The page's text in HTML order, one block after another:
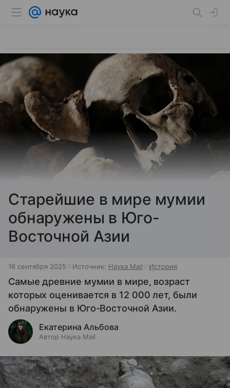
Старейшие в мире мумии
обнаружены в Юго-
Восточной Азии
16 сентября 2025 Источник: Наука Mail История
Самые древние мумии в мире, возраст
которых оценивается в 12 000 лет, были
обнаружены в Юго-Восточной Азии.
Екатерина Альбова
Автор Наука Mail